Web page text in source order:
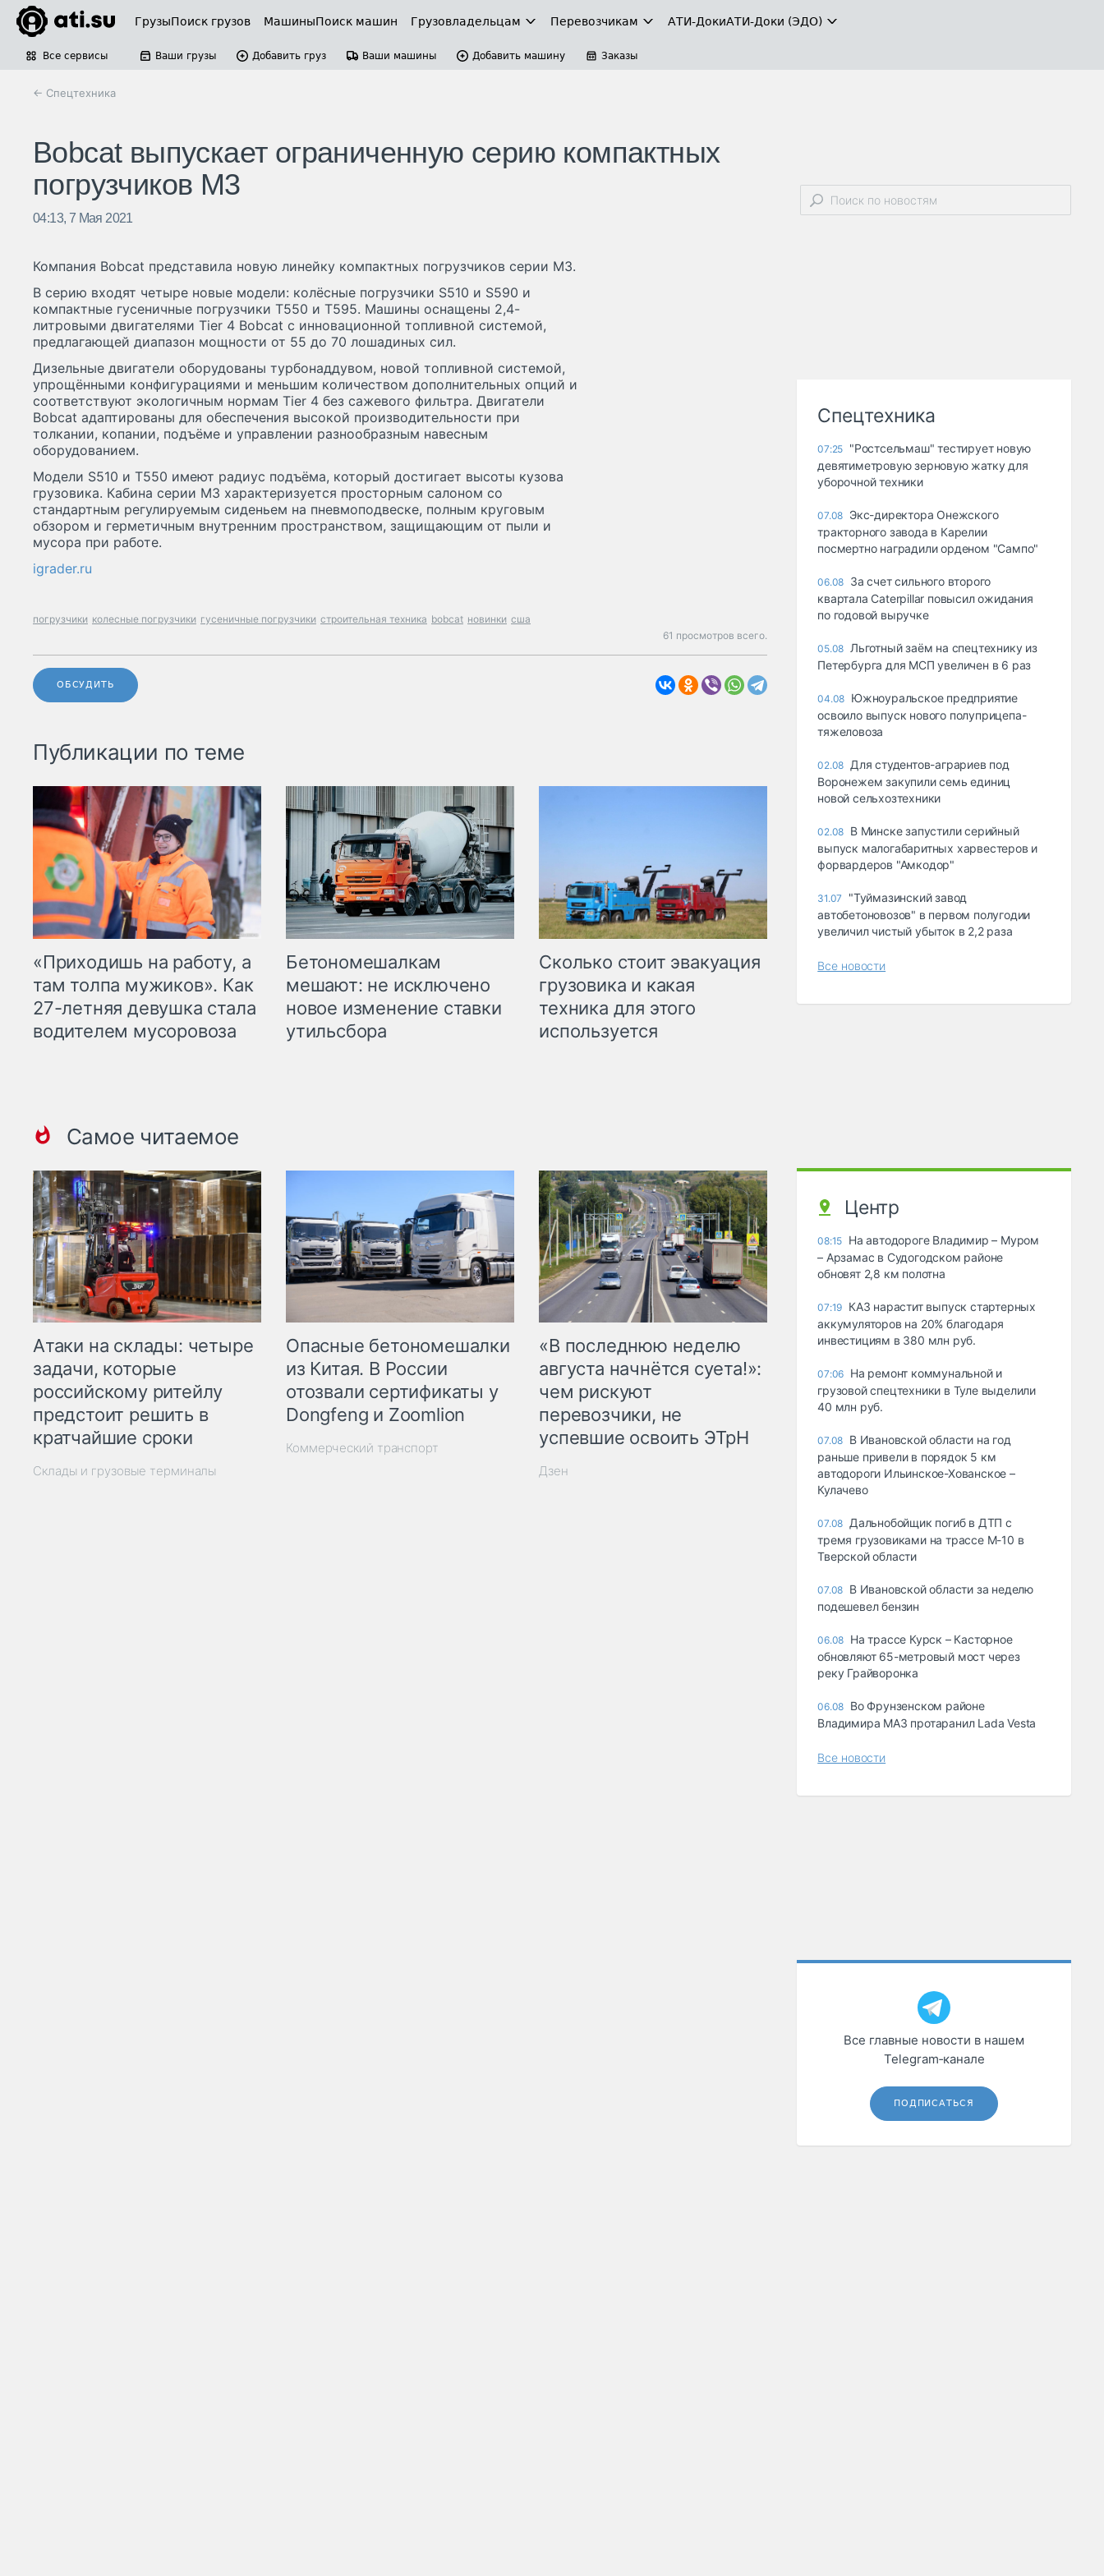
ГрузыПоиск грузов МашиныПоиск машин Грузовладельцам Перевозчикам АТИ-ДокиАТИ-Доки (ЭДО)
Все сервисы Ваши грузы Добавить груз Ваши машины Добавить машину Заказы
← Спецтехника
Bobcat выпускает ограниченную серию компактных
погрузчиков M3
04:13, 7 Мая 2021
Компания Bobcat представила новую линейку компактных погрузчиков серии M3.
В серию входят четыре новые модели: колёсные погрузчики S510 и S590 и
компактные гусеничные погрузчики T550 и T595. Машины оснащены 2,4-
литровыми двигателями Tier 4 Bobcat с инновационной топливной системой,
предлагающей диапазон мощности от 55 до 70 лошадиных сил.
Дизельные двигатели оборудованы турбонаддувом, новой топливной системой,
упрощёнными конфигурациями и меньшим количеством дополнительных опций и
соответствуют экологичным нормам Tier 4 без сажевого фильтра. Двигатели
Bobcat адаптированы для обеспечения высокой производительности при
толкании, копании, подъёме и управлении разнообразным навесным
оборудованием.
Модели S510 и T550 имеют радиус подъёма, который достигает высоты кузова
грузовика. Кабина серии M3 характеризуется просторным салоном со
стандартным регулируемым сиденьем на пневмоподвеске, полным круговым
обзором и герметичным внутренним пространством, защищающим от пыли и
мусора при работе.
igrader.ru
погрузчики колесные погрузчики гусеничные погрузчики строительная техника bobcat новинки сша
61 просмотров всего.
ОБСУДИТЬ
Публикации по теме
«Приходишь на работу, а
там толпа мужиков». Как
27-летняя девушка стала
водителем мусоровоза
Бетономешалкам
мешают: не исключено
новое изменение ставки
утильсбора
Сколько стоит эвакуация
грузовика и какая
техника для этого
используется
Самое читаемое
Атаки на склады: четыре
задачи, которые
российскому ритейлу
предстоит решить в
кратчайшие сроки
Склады и грузовые терминалы
Опасные бетономешалки
из Китая. В России
отозвали сертификаты у
Dongfeng и Zoomlion
Коммерческий транспорт
«В последнюю неделю
августа начнётся суета!»:
чем рискуют
перевозчики, не
успевшие освоить ЭТрН
Дзен
Спецтехника
07:25 "Ростсельмаш" тестирует новую
девятиметровую зерновую жатку для
уборочной техники
07.08 Экс-директора Онежского
тракторного завода в Карелии
посмертно наградили орденом "Сампо"
06.08 За счет сильного второго
квартала Caterpillar повысил ожидания
по годовой выручке
05.08 Льготный заём на спецтехнику из
Петербурга для МСП увеличен в 6 раз
04.08 Южноуральское предприятие
освоило выпуск нового полуприцепа-
тяжеловоза
02.08 Для студентов-аграриев под
Воронежем закупили семь единиц
новой сельхозтехники
02.08 В Минске запустили серийный
выпуск малогабаритных харвестеров и
форвардеров "Амкодор"
31.07
"Туймазинский завод
автобетоновозов" в первом полугодии
увеличил чистый убыток в 2,2 раза
Все новости
Центр
08:15 На автодороге Владимир – Муром
– Арзамас в Судогодском районе
обновят 2,8 км полотна
07:19 КАЗ нарастит выпуск стартерных
аккумуляторов на 20% благодаря
инвестициям в 380 млн руб.
07:06 На ремонт коммунальной и
грузовой спецтехники в Туле выделили
40 млн руб.
07.08 В Ивановской области на год
раньше привели в порядок 5 км
автодороги Ильинское-Хованское –
Кулачево
07.08 Дальнобойщик погиб в ДТП с
тремя грузовиками на трассе М-10 в
Тверской области
07.08 В Ивановской области за неделю
подешевел бензин
06.08 На трассе Курск – Касторное
обновляют 65-метровый мост через
реку Грайворонка
06.08 Во Фрунзенском районе
Владимира МАЗ протаранил Lada Vesta
Все новости
Все главные новости в нашем
Telegram‑канале
ПОДПИСАТЬСЯ